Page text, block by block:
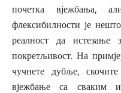
почетка вјежбања,
флексибилности је
реалност да истезање
покретљивост. На
чучнете дубље,
вјежбање са сваким